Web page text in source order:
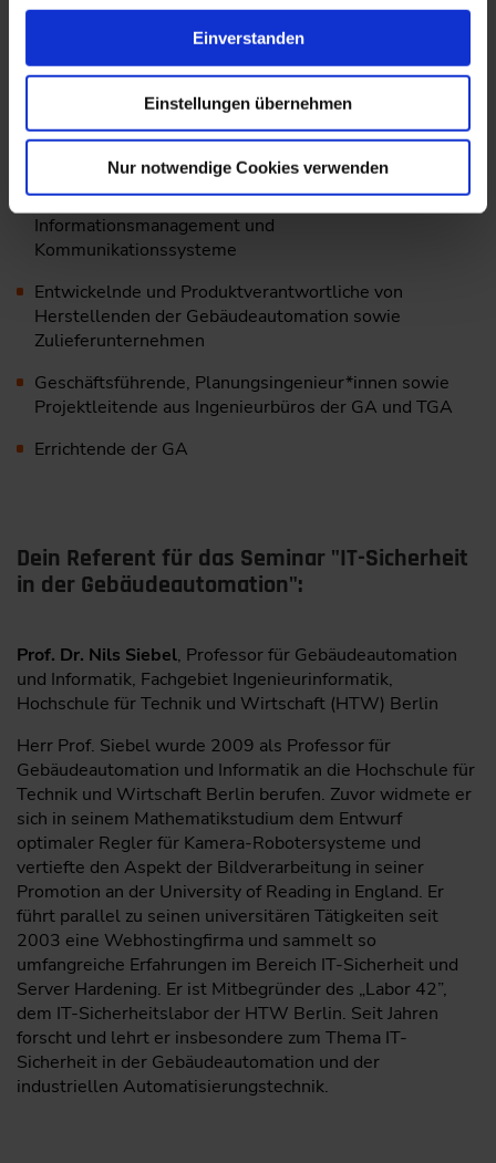
Einverstanden
Einstellungen übernehmen
Nur notwendige Cookies verwenden
Zielgruppe
Das Seminar "IT-Sicherheit in der Gebäudeautomation"
Gebäudemanagement, Gebäudeleittechnik,
Informations­management und
Kommunikationssysteme
Entwickelnde und Produktverantwortliche von
Herstellenden der Gebäudeautomation sowie
Zulieferunternehmen
Geschäftsführende, Planungsingenieur*innen sowie
Projektleitende aus Ingenieurbüros der GA und TGA
Errichtende der GA
Dein Referent für das Seminar "IT-Sicherheit
in der Gebäudeautomation":
Prof. Dr. Nils Siebel, Professor für Gebäudeautomation
und Informatik, Fachgebiet Ingenieurinformatik,
Hochschule für Technik und Wirtschaft (HTW) Berlin
Herr Prof. Siebel wurde 2009 als Professor für
Gebäudeautomation und Informatik an die Hochschule für
Technik und Wirtschaft Berlin berufen. Zuvor widmete er
sich in seinem Mathematikstudium dem Entwurf
optimaler Regler für Kamera-Robotersysteme und
vertiefte den Aspekt der Bildverarbeitung in seiner
Promotion an der University of Reading in England. Er
führt parallel zu seinen universitären Tätigkeiten seit
2003 eine Webhostingfirma und sammelt so
umfangreiche Erfahrungen im Bereich IT-Sicherheit und
Server Hardening. Er ist Mitbegründer des „Labor 42”,
dem IT-Sicherheitslabor der HTW Berlin. Seit Jahren
forscht und lehrt er insbesondere zum Thema IT-
Sicherheit in der Gebäudeautomation und der
industriellen Automatisierungstechnik.